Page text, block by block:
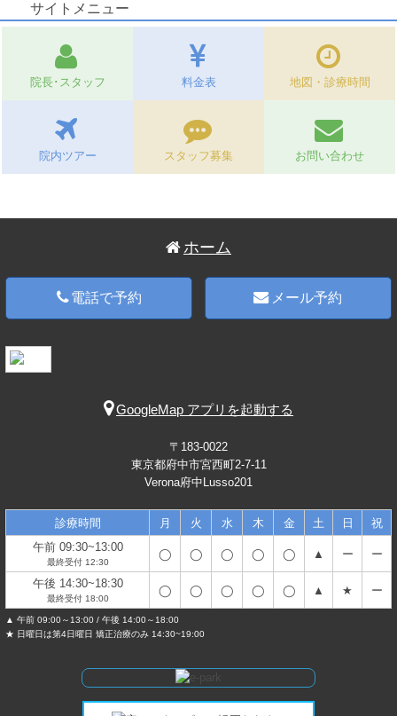
サイトメニュー
院長･スタッフ 料金表 地図・診療時間
院内ツアー スタッフ募集 お問い合わせ
ホーム
電話で予約 メール予約
GoogleMap アプリを起動する
〒183-0022
東京都府中市宮西町2-7-11
Verona府中Lusso201
診療時間 月 火 水 木 金 土 日
祝
午前 09:30~13:00
最終受付 12:30
◯ ◯ ◯ ◯ ◯ ▲ ー ー
午後 14:30~18:30
最終受付 18:00
◯ ◯ ◯ ◯ ◯ ▲ ★ ー
▲ 午前 09:00～13:00 / 午後 14:00～18:00
★ 日曜日は第4日曜日 矯正治療のみ 14:30~19:00